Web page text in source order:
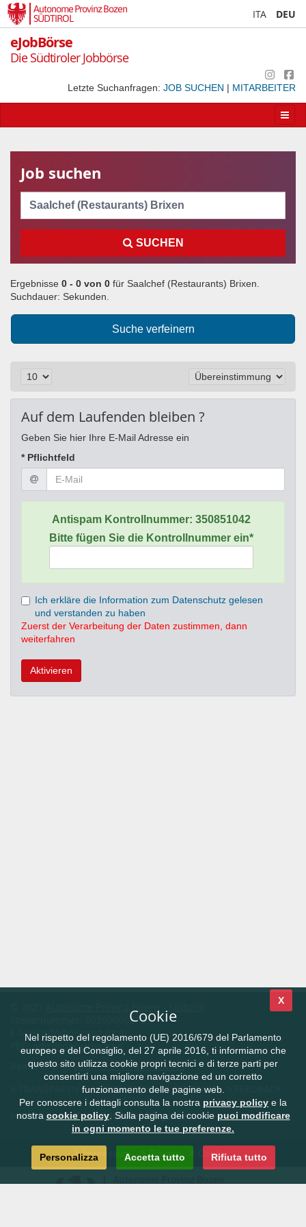
Autonome Provinz Bozen
SÜDTIROL
ITA DEU
eJobBörse
Die Südtiroler Jobbörse
Letzte Suchanfragen: JOB SUCHEN | MITARBEITER
Apri/
la
Job suchen
SUCHEN
Ergebnisse 0 - 0 von 0 für Saalchef (Restaurants) Brixen.
Suchdauer: Sekunden.
Suche verfeinern
Auf dem Laufenden bleiben ?
Geben Sie hier Ihre E-Mail Adresse ein
* Pflichtfeld
Antispam Kontrollnummer: 350851042
Bitte fügen Sie die Kontrollnummer ein*
Ich erkläre die Information zum Datenschutz gelesen
und verstanden zu haben
Zuerst der Verarbeitung der Daten zustimmen, dann
weiterfahren
Aktivieren
Steuernummer: 00390090215
E-Mail info@provinz.bz.it
PEC:adm@pec.prov.bz.it
Realisierung:Südtiroler Informatik AG
TRANSPARENTE VERWALTUNG
KONTAKT
CIVIS.bz.it - Das Südtiroler Bürgernetz
Impressum Privacy Cookie
X
Cookie
Nel rispetto del regolamento (UE) 2016/679 del Parlamento
europeo e del Consiglio, del 27 aprile 2016, ti informiamo che
questo sito utilizza cookie propri tecnici e di terze parti per
consentirti una migliore navigazione ed un corretto
funzionamento delle pagine web.
Per conoscere i dettagli consulta la nostra privacy policy e la
nostra cookie policy. Sulla pagina dei cookie puoi modificare
in ogni momento le tue preferenze.
Personalizza Accetta tutto Rifiuta tutto